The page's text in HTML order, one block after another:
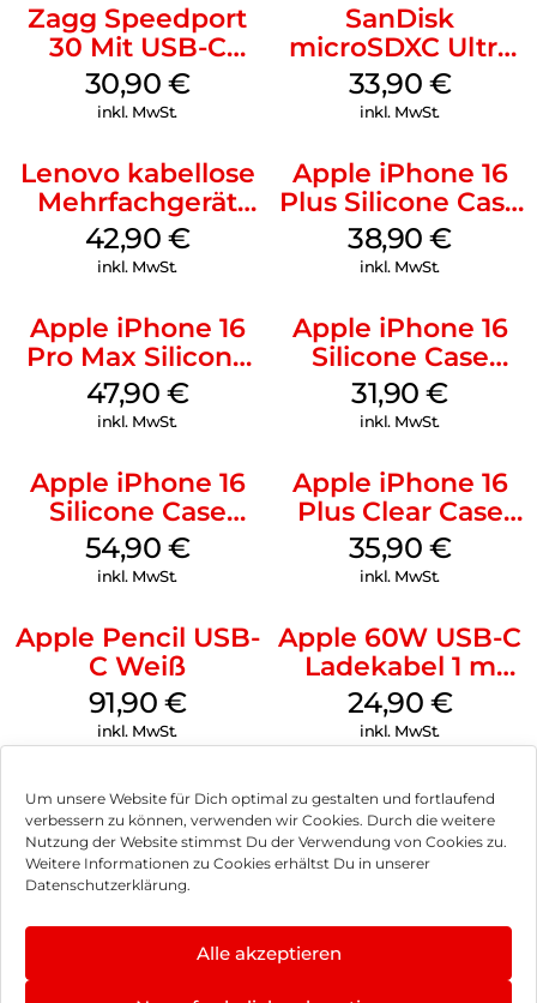
Um unsere Website für Dich optimal zu gestalten und fortlaufend
verbessern zu können, verwenden wir Cookies. Durch die weitere
Nutzung der Website stimmst Du der Verwendung von Cookies zu.
Weitere Informationen zu Cookies erhältst Du in unserer
Datenschutzerklärung.
Alle akzeptieren
Zagg Speedport
30 Mit USB-C
Kabel Weiß
30,90 €
inkl. MwSt.
SanDisk
microSDXC Ultra
128 GB + Adapter
Mobile
33,90 €
inkl. MwSt.
Lenovo kabellose
Mehrfachgerät
Luna Grey
42,90 €
inkl. MwSt.
Apple iPhone 16
Plus Silicone Case
MagSafe Denim
38,90€
inkl. MwSt.
Apple iPhone 16
Pro Max Silicone
Case MagSafe
Black
47,90 €
inkl. MwSt.
Apple iPhone 16
Silicone Case
MagSafe Fuchsia
31,90€
inkl. MwSt.
Apple iPhone 16
Silicone Case
MagSafe Black
54,90 €
inkl. MwSt.
Apple iPhone 16
Plus Clear Case
MagSafe
Transparent
35,90 €
inkl. MwSt.
Apple Pencil USB-
C Weiß
91,90 €
inkl. MwSt.
Apple 60W USB-C
Ladekabel 1 m
Weiß
24,90 €
inkl. MwSt.
Impressum